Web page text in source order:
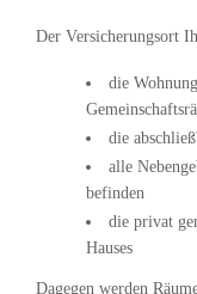
Der Versicherungsort
die
die
alle
befinden
die privat
Hauses
Dagegen werden